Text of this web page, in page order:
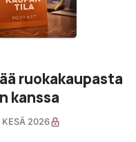
ruokakaupasta
kanssa
KESÄ 2026